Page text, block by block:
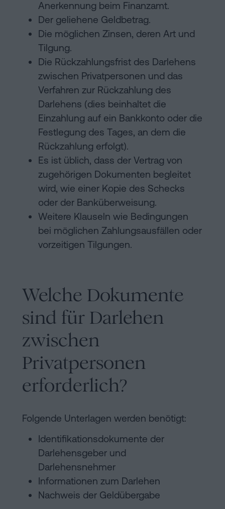
Anerkennung beim Finanzamt.
Der geliehene Geldbetrag.
Die möglichen Zinsen, deren Art und
Tilgung.
Die Rückzahlungsfrist des Darlehens
zwischen Privatpersonen und das
Verfahren zur Rückzahlung des
Darlehens (dies beinhaltet die
Einzahlung auf ein Bankkonto oder die
Festlegung des Tages, an dem die
Rückzahlung erfolgt).
Es ist üblich, dass der Vertrag von
zugehörigen Dokumenten begleitet
wird, wie einer Kopie des Schecks
oder der Banküberweisung.
Weitere Klauseln wie Bedingungen
bei möglichen Zahlungsausfällen oder
vorzeitigen Tilgungen.
Welche Dokumente
sind für Darlehen
zwischen
Privatpersonen
erforderlich?
Folgende Unterlagen werden benötigt:
Identifikationsdokumente der
Darlehensgeber und
Darlehensnehmer
Informationen zum Darlehen
Nachweis der Geldübergabe